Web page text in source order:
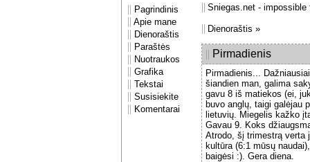
|| Pagrindinis
|| Apie mane
|| Dienoraštis
|| Paraštės
|| Nuotraukos
|| Grafika
|| Tekstai
|| Susisiekite
|| Komentarai
|| Sniegas.net -
|| Dienoraštis »
|| Pirmadienis
Pirmadienis...
šiandien man, galima
gavu 8 iš matiekos (ei,
buvo anglų, taigi galėjau
lietuvių. Miegelis kažko
Gavau 9. Koks
Atrodo, šį trimestrą verta
kultūra (6:1 mūsų
baigėsi :). Gera diena.